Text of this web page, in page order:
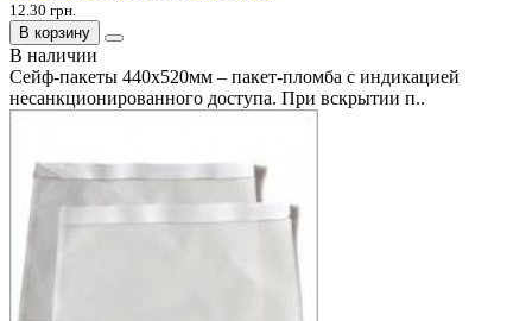
12.30 грн.
В корзину
В наличии
Сейф-пакеты 440х520мм – пакет-пломба с индикацией
несанкционированного доступа. При вскрытии п..